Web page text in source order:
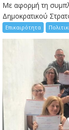
Με αφορμή τη
Δημοκρατικού
Επικαιρότητα